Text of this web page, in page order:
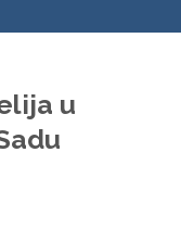
u